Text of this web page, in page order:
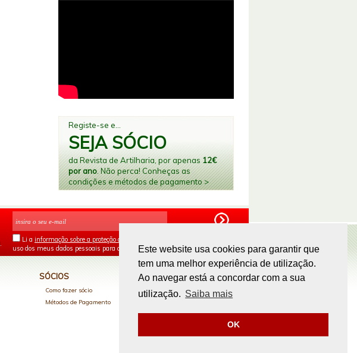
Este website usa cookies para garantir que
tem uma melhor experiência de utilização.
Ao navegar está a concordar com a sua
utilização. Saiba mais
OK
Registe-se e...
SEJA SÓCIO
da Revista de Artilharia, por apenas 12€
por ano. Não perca! Conheças as
condições e métodos de pagamento >
Li a informação sobre a proteção de dados
uso dos meus dados pessoais para os fins mencionados.
SÓCIOS
Como fazer sócio
Métodos de Pagamento
PAGAMENTOS ONLINE